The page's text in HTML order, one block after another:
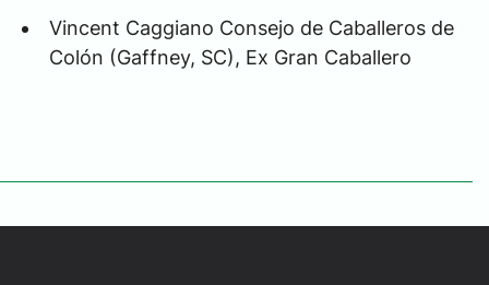
Vincent Caggiano Consejo de Caballeros de
Colón (Gaffney, SC), Ex Gran Caballero